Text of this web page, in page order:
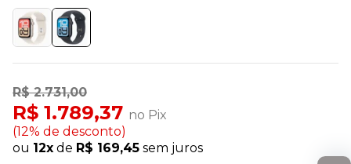
R$ 2.731,00
R$ 1.789,37 no Pix
(12% de desconto)
ou 12x de R$ 169,45 sem juros